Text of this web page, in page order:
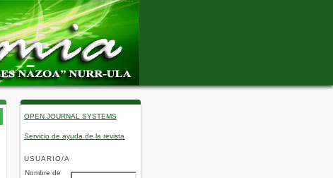
OPEN JOURNAL SYSTEMS
Servicio de ayuda de la revista
USUARIO/A
Nombre de